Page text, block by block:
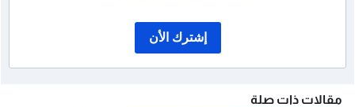
إشترك الأن
مقالات ذات صلة